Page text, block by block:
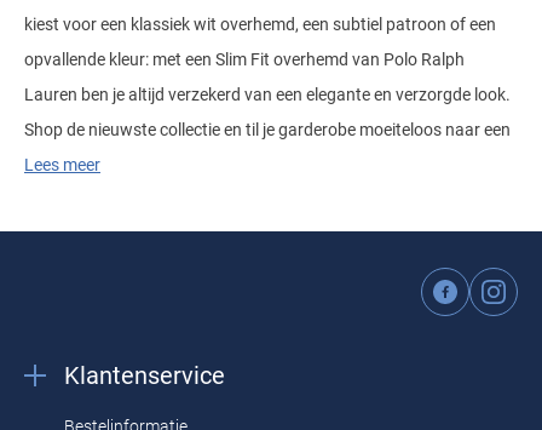
kiest voor een klassiek wit overhemd, een subtiel patroon of een
opvallende kleur: met een Slim Fit overhemd van Polo Ralph
Lauren ben je altijd verzekerd van een elegante en verzorgde look.
Shop de nieuwste collectie en til je garderobe moeiteloos naar een
hoger niveau.
Lees meer
Klantenservice